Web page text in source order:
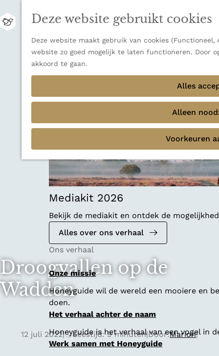
Deze website gebruikt cookies
Deze website maakt gebruik van cookies
website zo goed mogelijk te laten functioneren. Door
akkoord te gaan.
Alles
Alleen
Voorkeuren
M
n
u
bestemming voor wie houdt van natuur,
Sluiten
Thema's
Verborgen parels
Terug Ons verhaal
Mediakit 2026
Bekijk de mediakit en ontdek de
Alles over ons verhaal
Ons verhaal
Onze missie
Honeyguide wil de wereld een mooiere en
doen.
Het verhaal achter de naam
Honeyguide is het verhaal van een vogel in
Werk samen met Honeyguide
Droogvallen op de
Wadden
12 juli 2022| Leestijd: 9 minuten|Door:Marion|